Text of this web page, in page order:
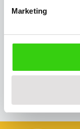
Marketing
Skriveplade - A4